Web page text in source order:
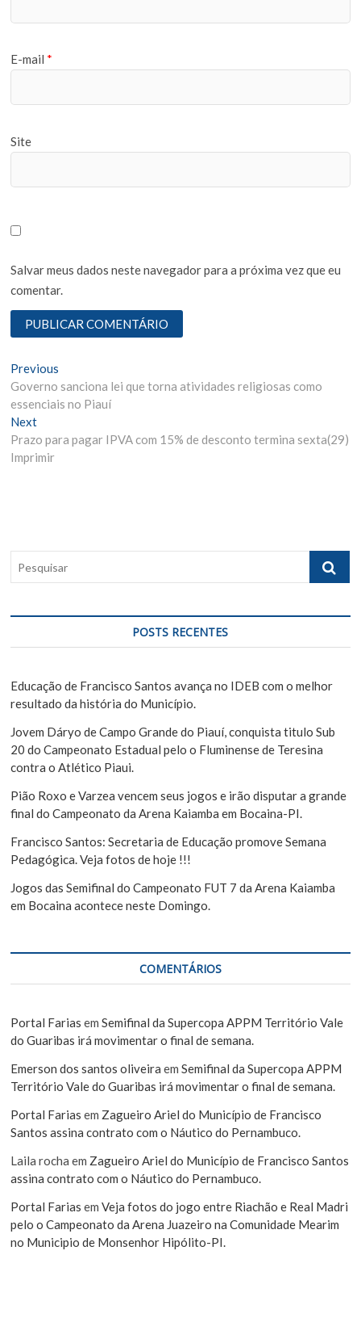
E-mail *
Site
Salvar meus dados neste navegador para a próxima vez que eu
comentar.
N
a
v
e
ã
o
P
o
s
t
Previous
r
e
i
t
:
Governo sanciona lei que torna atividades religiosas como
essenciais no Piauí
Next
e
x
:
Prazo para pagar IPVA com 15% de desconto termina sexta(29)
Imprimir
q
i
a
POSTS RECENTES
Educação de Francisco Santos avança no IDEB com o melhor
resultado da história do Município.
Jovem Dáryo de Campo Grande do Piauí, conquista titulo Sub
20 do Campeonato Estadual pelo o Fluminense de Teresina
contra o Atlético Piaui.
Pião Roxo e Varzea vencem seus jogos e irão disputar a grande
final do Campeonato da Arena Kaiamba em Bocaina-PI.
Francisco Santos: Secretaria de Educação promove Semana
Pedagógica. Veja fotos de hoje !!!
Jogos das Semifinal do Campeonato FUT 7 da Arena Kaiamba
em Bocaina acontece neste Domingo.
COMENTÁRIOS
Portal Farias emSemifinal da Supercopa APPM Território Vale
do Guaribas irá movimentar o final de semana.
Emerson dos santos oliveira emSemifinal da Supercopa APPM
Território Vale do Guaribas irá movimentar o final de semana.
Portal Farias em Zagueiro Ariel do Município de Francisco
Santos assina contrato com o Náutico do Pernambuco.
Laila rocha em Zagueiro Ariel do Município de Francisco Santos
assina contrato com o Náutico do Pernambuco.
Portal Farias emVeja fotos do jogo entre Riachão e Real Madri
pelo o Campeonato da Arena Juazeiro na Comunidade Mearim
no Municipio de Monsenhor Hipólito-PI.